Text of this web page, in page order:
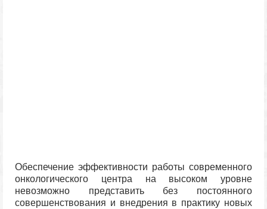
Обеспечение эффективности работы современного
онкологического центра на высоком уровне
невозможно представить без постоянного
совершенствования и внедрения в практику новых